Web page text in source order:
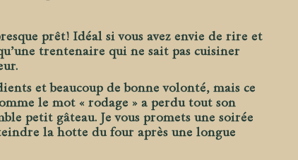
prêt! Idéal si vous avez envie de rire et
trentenaire qui ne sait pas cuisiner
et beaucoup de bonne volonté, mais ce
le mot « rodage » a perdu tout son
petit gâteau. Je vous promets une soirée
la hotte du four après une longue